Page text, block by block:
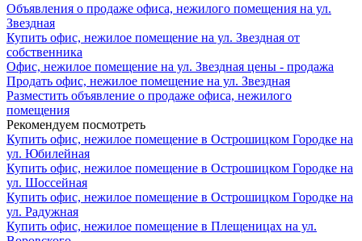
Объявления о продаже офиса, нежилого помещения на ул.
Звездная
Купить офис, нежилое помещение на ул. Звездная от
собственника
Офис, нежилое помещение на ул. Звездная цены - продажа
Продать офис, нежилое помещение на ул. Звездная
Разместить объявление о продаже офиса, нежилого
помещения
Рекомендуем посмотреть
Купить офис, нежилое помещение в Острошицком Городке на
ул. Юбилейная
Купить офис, нежилое помещение в Острошицком Городке на
ул. Шоссейная
Купить офис, нежилое помещение в Острошицком Городке на
ул. Радужная
Купить офис, нежилое помещение в Плещеницах на ул.